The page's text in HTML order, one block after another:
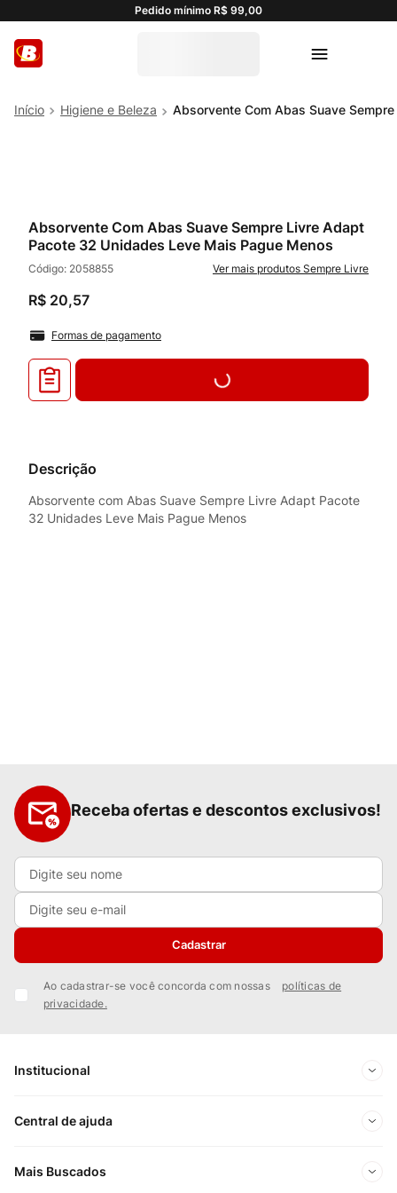
Pedido mínimo R$ 99,00
Higiene e Beleza Absorvente Com Abas Suave
Absorvente Com Abas Suave Sempre Livre Adapt
Pacote 32 Unidades Leve Mais Pague Menos
Código: 2058855 Sempre Livre
R$ 20,57
Formas de pagamento
Descrição
Absorvente com Abas Suave Sempre Livre Adapt Pacote
32 Unidades Leve Mais Pague Menos
Receba ofertas e descontos exclusivos!
Cadastrar
Ao cadastrar-se você concorda com nossas
políticas de
privacidade.
Institucional
Sobre Nós
Central de ajuda
Minha conta
Mais Buscados